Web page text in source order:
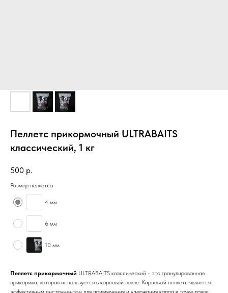
Пеллетс прикормочный ULTRABAITS
классический, 1 кг
500 р.
Размер пеллетса
4 мм
6 мм
10 мм
Пеллетс прикормочный ULTRABAITS классический - это гранулированная
прикормка, которая используется в карповой ловле. Карповый пеллетс является
эффективным инструментом для привлечения и удержания карпа в точке ловли.